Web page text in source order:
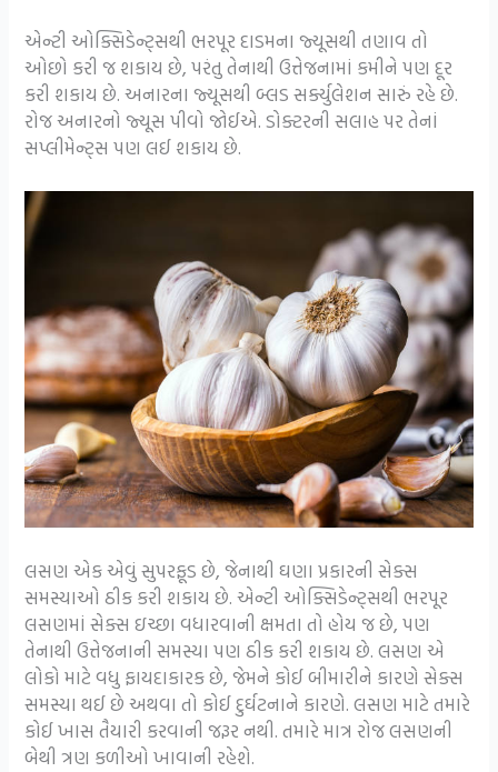
એન્ટી ઓક્સિડેન્ટ્સથી ભરપૂર દાડમના જ્યૂસથી તણાવ તો
ઓછો કરી જ શકાય છે, પરંતુ તેનાથી ઉત્તેજનામાં કમીને પણ દૂર
કરી શકાય છે. અનારના જ્યૂસથી બ્લડ સર્ક્યુલેશન સારું રહે છે.
રોજ અનારનો જ્યૂસ પીવો જોઈએ. ડોક્ટરની સલાહ પર તેનાં
સપ્લીમેન્ટ્સ પણ લઈ શકાય છે.
લસણ એક એવું સુપરફૂડ છે, જેનાથી ઘણા પ્રકારની સેક્સ
સમસ્યાઓ ઠીક કરી શકાય છે. એન્ટી ઓક્સિડેન્ટ્સથી ભરપૂર
લસણમાં સેક્સ ઇચ્છા વધારવાની ક્ષમતા તો હોય જ છે, પણ
તેનાથી ઉત્તેજનાની સમસ્યા પણ ઠીક કરી શકાય છે. લસણ એ
લોકો માટે વધુ ફાયદાકારક છે, જેમને કોઈ બીમારીને કારણે સેક્સ
સમસ્યા થઈ છે અથવા તો કોઈ દુર્ઘટનાને કારણે. લસણ માટે તમારે
કોઈ ખાસ તૈયારી કરવાની જરૂર નથી. તમારે માત્ર રોજ લસણની
બેથી ત્રણ કળીઓ ખાવાની રહેશે.